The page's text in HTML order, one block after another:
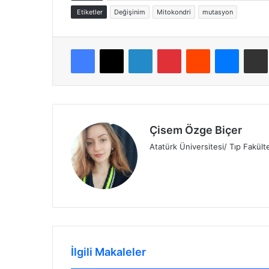
Etiketler Değişinim Mitokondri mutasyon
Facebook
X LinkedInPinterestReddit
Çisem Özge Biçer
Atatürk Üniversitesi/ Tıp
İlgili Makaleler